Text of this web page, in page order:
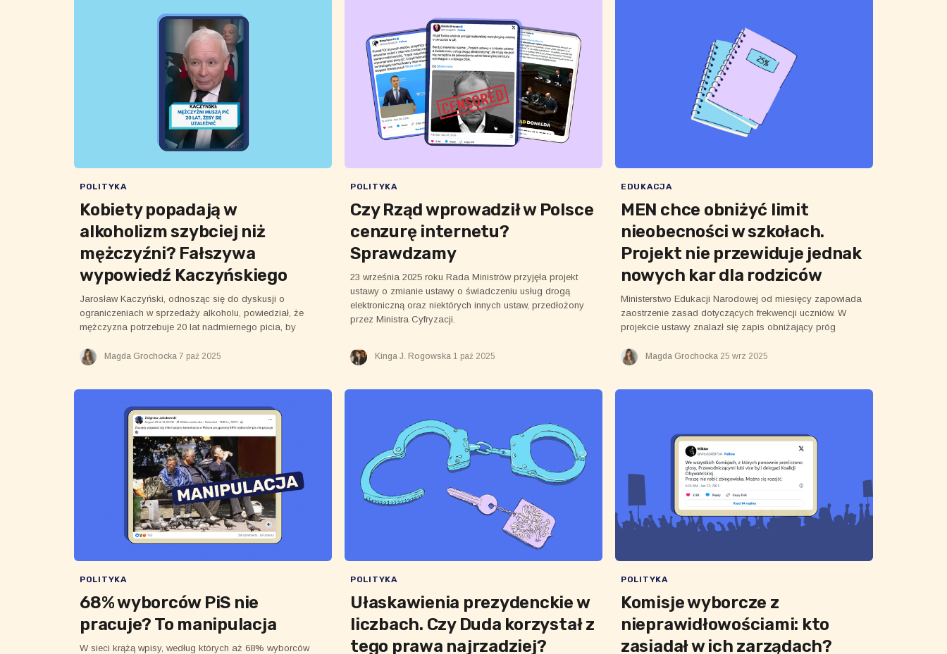
POLITYKA
Kobiety popadają w
alkoholizm szybciej niż
mężczyźni? Fałszywa
wypowiedź Kaczyńskiego
Jarosław Kaczyński, odnosząc się do dyskusji o
ograniczeniach w sprzedaży alkoholu, powiedział, że
mężczyzna potrzebuje 20 lat nadmiernego picia, by
twierdzenie nie ma potwierdzenia w badaniach i utrwala
Magda Grochocka 7 paź 2025
POLITYKA
Czy Rząd wprowadził w Polsce
cenzurę internetu?
Sprawdzamy
23 września 2025 roku Rada Ministrów przyjęła projekt
ustawy o zmianie ustawy o świadczeniu usług drogą
elektroniczną oraz niektórych innych ustaw, przedłożony
przez Ministra Cyfryzacji.
Kinga J. Rogowska 1 paź 2025
EDUKACJA
MEN chce obniżyć limit
nieobecności w szkołach.
Projekt nie przewiduje jednak
nowych kar dla rodziców
Ministerstwo Edukacji Narodowej od miesięcy zapowiada
zaostrzenie zasad dotyczących frekwencji uczniów. W
projekcie ustawy znalazł się zapis obniżający próg
dokładnie oznacza ta zmiana? Sprawdzamy, co mówi
Magda Grochocka 25 wrz 2025
POLITYKA
68% wyborców PiS nie
pracuje? To manipulacja
W sieci krążą wpisy, według których aż 68% wyborców
POLITYKA
Ułaskawienia prezydenckie w
liczbach. Czy Duda korzystał z
tego prawa najrzadziej?
POLITYKA
Komisje wyborcze z
nieprawidłowościami: kto
zasiadał w ich zarządach?